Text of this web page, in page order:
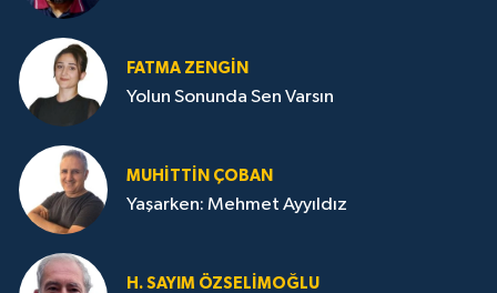
FATMA ZENGIN
Yolun Sonunda Sen Varsın
MUHITTIN ÇOBAN
Yaşarken: Mehmet Ayyıldız
H. SAYIM ÖZSELİMOĞLU